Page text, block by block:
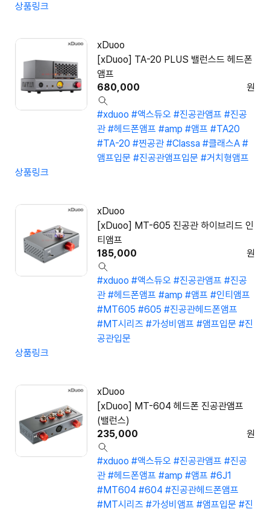
상품링크
xDuoo
[xDuoo] TA-20 PLUS 밸런스드 헤드폰
앰프
680,000
원
#xduoo #액스듀오 #진공관앰프 #진공
관 #헤드폰앰프 #amp #앰프 #TA20
#TA-20 #찐공관 #Classa #클래스A #
앰프입문 #진공관앰프입문 #거치형앰프
상품링크
xDuoo
[xDuoo] MT-605 진공관 하이브리드 인
티앰프
185,000
원
#xduoo #액스듀오 #진공관앰프 #진공
관 #헤드폰앰프 #amp #앰프 #인티앰프
#MT605 #605 #진공관헤드폰앰프
#MT시리즈 #가성비앰프 #앰프입문 #진
공관입문
상품링크
xDuoo
[xDuoo] MT-604 헤드폰 진공관앰프
(밸런스)
235,000
원
#xduoo #액스듀오 #진공관앰프 #진공
관 #헤드폰앰프 #amp #앰프 #6J1
#MT604 #604 #진공관헤드폰앰프
#MT시리즈 #가성비앰프 #앰프입문 #진